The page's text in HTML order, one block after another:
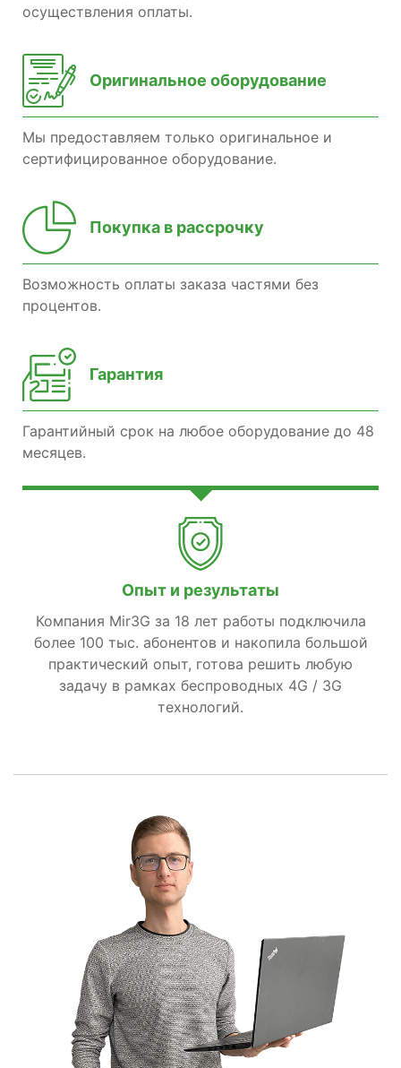
осуществления оплаты.
Оригинальное оборудование
Мы предоставляем только оригинальное и
сертифицированное оборудование.
Покупка в рассрочку
Возможность оплаты заказа частями без
процентов.
Гарантия
Гарантийный срок на любое оборудование до 48
месяцев.
Опыт и результаты
Компания Mir3G за 18 лет работы подключила
более 100 тыс. абонентов и накопила большой
практический опыт, готова решить любую
задачу в рамках беспроводных 4G / 3G
технологий.